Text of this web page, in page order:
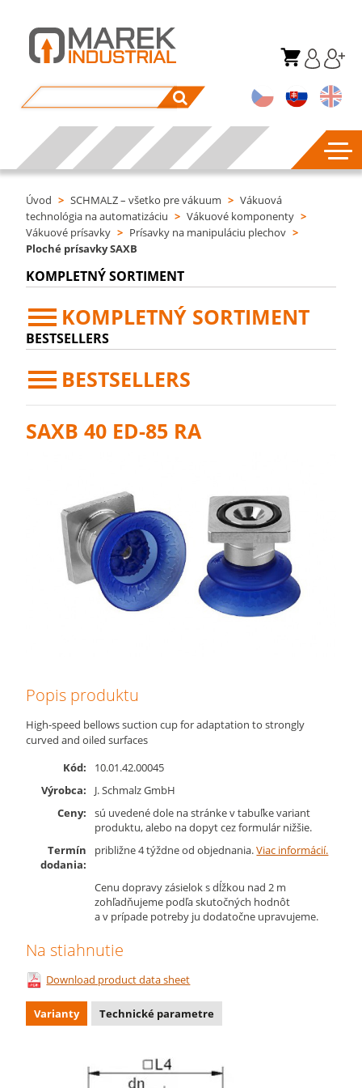
Úvod > SCHMALZ – všetko pre vákuum > Vákuová
technológia na automatizáciu > Vákuové komponenty >
Vákuové prísavky > Prísavky na manipuláciu plechov >
Ploché prísavky SAXB
KOMPLETNÝ SORTIMENT
KOMPLETNÝ SORTIMENT
BESTSELLERS
BESTSELLERS
SAXB 40 ED-85 RA
Popis produktu
High-speed bellows suction cup for adaptation to strongly
curved and oiled surfaces
Kód:
10.01.42.00045
Výrobca:
J. Schmalz GmbH
Ceny:
sú uvedené dole na stránke v tabuľke variant
produktu, alebo na dopyt cez formulár nižšie.
Termín
dodania:
približne 4 týždne od objednania.Viac informácií.
Cenu dopravy zásielok s dĺžkou nad 2 m
zohľadňujeme podľa skutočných hodnôt
a v prípade potreby ju dodatočne upravujeme.
Na stiahnutie
Download product data sheet
Varianty Technické parametre